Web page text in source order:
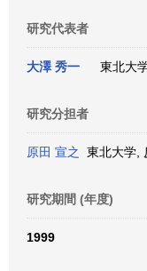
研究代表者
大澤 秀一 東北大
研究分担者
原田 宣之 東北大学,
研究期間 (年度)
1999